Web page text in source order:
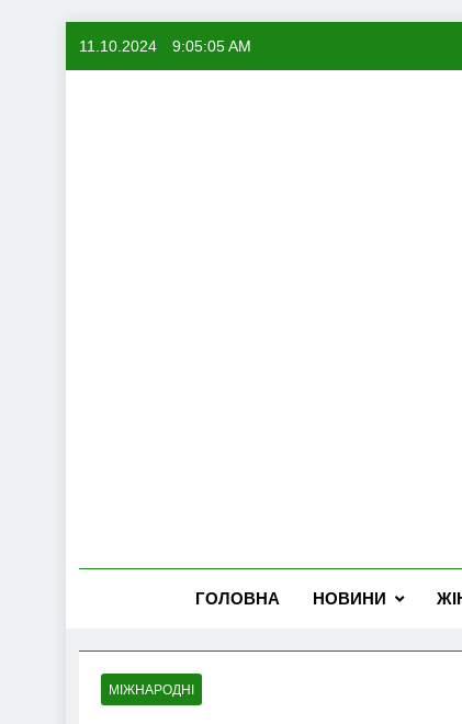
11.10.2024 9:05:06 AM
ГОЛОВНА НОВИНИ
МІЖНАРОДНІ